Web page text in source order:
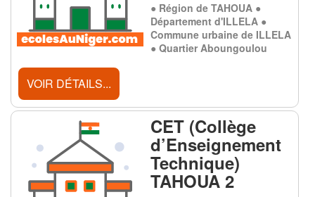
● Région de TAHOUA ●
Département d'ILLELA ●
Commune urbaine de ILLELA
● Quartier Aboungoulou
VOIR DÉTAILS...
CET (Collège
d’Enseignement
Technique)
TAHOUA 2